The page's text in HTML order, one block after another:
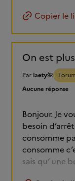
Copier le
On est
Par laety🌺
Aucune réponse
Bonjour. Je
besoin
consomme
consomme
sais qu’ une